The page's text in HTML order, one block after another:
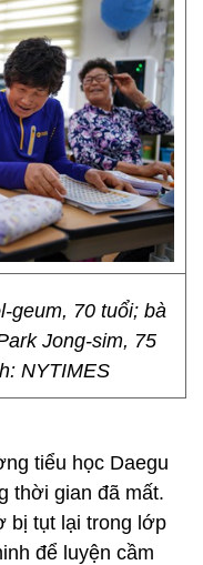
geum, 70 tuổi; bà
Jong-sim, 75
NYTIMES
tiểu học Daegu
thời gian đã mất.
bị tụt lại trong lớp
để luyện cầm